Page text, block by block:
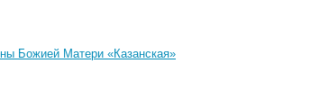
Божией Матери «Казанская»